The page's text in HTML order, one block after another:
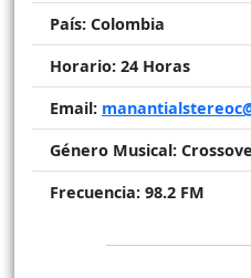
País: Colombia
Horario: 24 Horas
Email:
Género Musical:
Frecuencia: 98.2 FM